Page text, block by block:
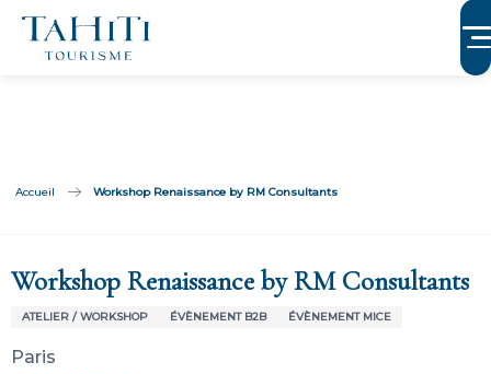
Aller
contenu
Accueil Workshop Renaissance by RM Consultants
Workshop Renaissance by RM Consultants
ATELIER / WORKSHOP ÉVÈNEMENT B2B ÉVÈNEMENT MICE
Paris